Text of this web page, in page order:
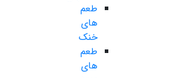
طعم
های
خنک
طعم
های